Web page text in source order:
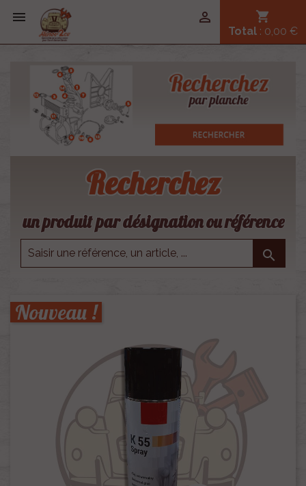
 shopping_cart
Total : 0,00 €

Recherchez
un produit par désignation ou référence

Nouveau !